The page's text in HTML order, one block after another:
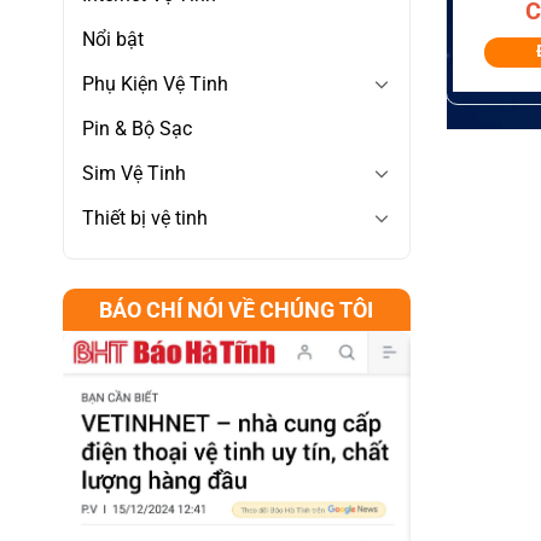
Nổi bật
Phụ Kiện Vệ Tinh
Pin & Bộ Sạc
Sim Vệ Tinh
Thiết bị vệ tinh
BÁO CHÍ NÓI VỀ CHÚNG TÔI